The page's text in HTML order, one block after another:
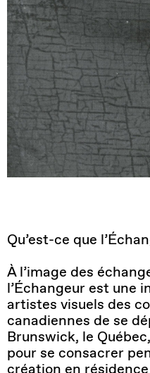
Qu’est-ce que
À l’image des
l’Échangeur est une
artistes visuels des
canadiennes de se
Brunswick, le
pour se consacrer
création en résidence